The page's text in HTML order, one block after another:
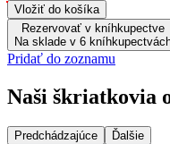
Vložiť do košíka
Rezervovať v kníhkupectve
Na sklade v 6
Pridať do zoznamu
Naši škriatkovia
Predchádzajúce Ďalšie